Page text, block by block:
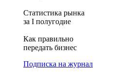
Статистика рынка
за I полугодие
Как правильно
передать бизнес
Подписка на журнал